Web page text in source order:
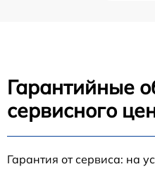
Гарантийные
сервисного
Гарантия от сервиса: на